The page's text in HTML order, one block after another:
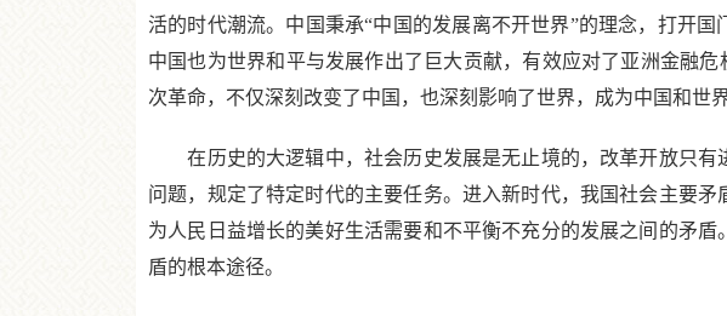
活的时代潮流。中国秉承“中国的发展离不开世界”的理念，打开
中国也为世界和平与发展作出了巨大贡献，有效应对了亚洲金融
次革命，不仅深刻改变了中国，也深刻影响了世界，成为中国和世
在历史的大逻辑中，社会历史发展是无止境的，改革开放只有
问题，规定了特定时代的主要任务。进入新时代，我国社会主要
为人民日益增长的美好生活需要和不平衡不充分的发展之间的矛
盾的根本途径。